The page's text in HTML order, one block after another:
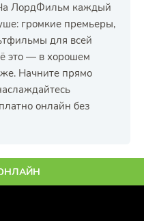
ЛордФильм каждый
громкие премьеры,
для всей
это — в хорошем
Начните прямо
онлайн без